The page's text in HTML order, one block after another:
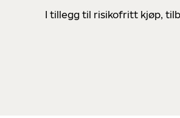
I tillegg til risikofritt kjøp,